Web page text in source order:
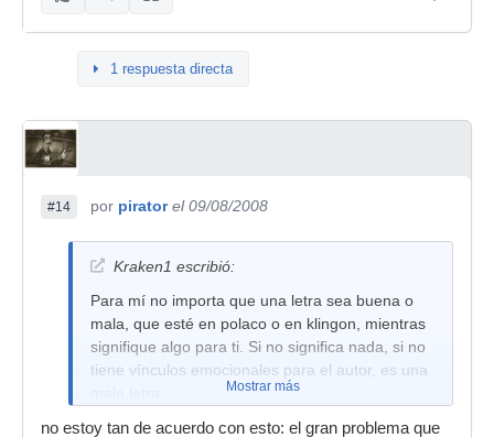
1 respuesta directa
#14 por pirator el 09/08/2008
Kraken1 escribió:
Para mí no importa que una letra sea buena o
mala, que esté en polaco o en klingon, mientras
signifique algo para ti. Si no significa nada, si no
tiene vínculos emocionales para el autor, es una
Mostrar más
no estoy tan de acuerdo con esto: el gran problema que